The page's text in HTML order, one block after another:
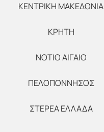
ΚΕΝΤΡΙΚΗ ΜΑΚΕΔΟΝΙΑ
ΚΡΗΤΗ
ΝΟΤΙΟ ΑΙΓΑΙΟ
ΠΕΛΟΠΟΝΝΗΣΟΣ
ΣΤΕΡΕΑ ΕΛΛΑΔΑ